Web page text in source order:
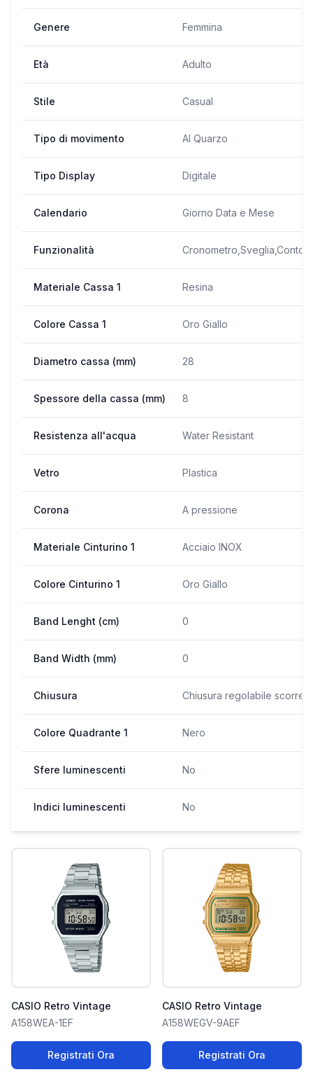
Genere Femmina
Età Adulto
Stile Casual
Tipo di movimento Al Quarzo
Tipo Display Digitale
Calendario Giorno Data e Mese
Funzionalità Cronometro,Sveglia,Conto
Materiale Cassa 1 Resina
Colore Cassa 1 Oro Giallo
Diametro cassa (mm) 28
Spessore della cassa (mm) 8
Resistenza all'acqua Water Resistant
Vetro Plastica
Corona A pressione
Materiale Cinturino 1 Acciaio INOX
Colore Cinturino 1 Oro Giallo
Band Lenght (cm) 0
Band Width (mm) 0
Chiusura Chiusura regolabile
Colore Quadrante 1 Nero
Sfere luminescenti No
Indici luminescenti No
CASIO Retro Vintage
A158WEA-1EF
Registrati Ora
CASIO Retro Vintage
A158WEGV-9AEF
Registrati Ora